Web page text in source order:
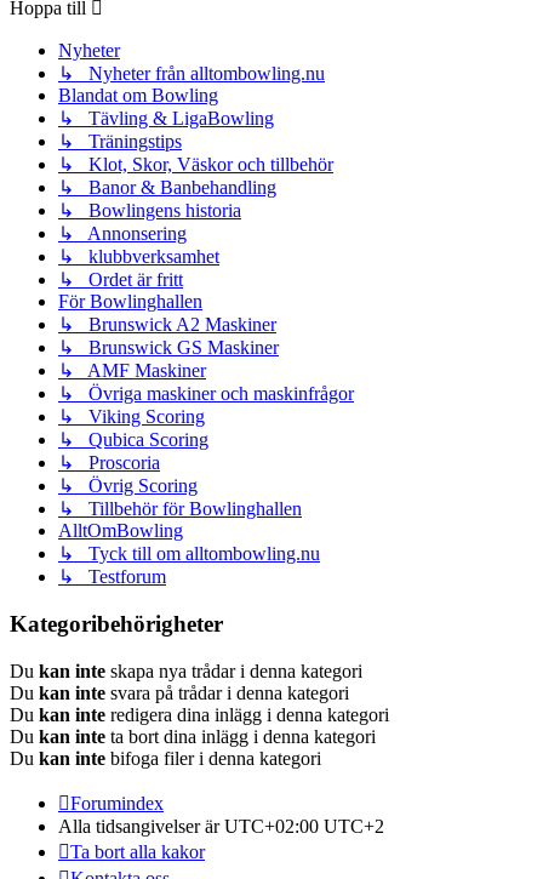
Hoppa till
Nyheter
↳ Nyheter från alltombowling.nu
Blandat om Bowling
↳ Tävling & LigaBowling
↳ Träningstips
↳ Klot, Skor, Väskor och tillbehör
↳ Banor & Banbehandling
↳ Bowlingens historia
↳ Annonsering
↳ klubbverksamhet
↳ Ordet är fritt
För Bowlinghallen
↳ Brunswick A2 Maskiner
↳ Brunswick GS Maskiner
↳ AMF Maskiner
↳ Övriga maskiner och maskinfrågor
↳ Viking Scoring
↳ Qubica Scoring
↳ Proscoria
↳ Övrig Scoring
↳ Tillbehör för Bowlinghallen
AlltOmBowling
↳ Tyck till om alltombowling.nu
↳ Testforum
Kategoribehörigheter
Du kan inte skapa nya trådar i denna kategori
Du kan inte svara på trådar i denna kategori
Du kan inte redigera dina inlägg i denna kategori
Du kan inte ta bort dina inlägg i denna kategori
Du kan inte bifoga filer i denna kategori
Forumindex
Alla tidsangivelser är UTC+02:00 UTC+2
Ta bort alla kakor